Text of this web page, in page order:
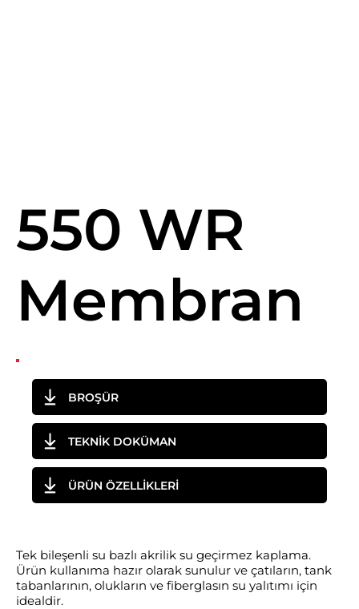
BROŞÜR
TEKNİK DOKÜMAN
ÜRÜN ÖZELLİKLERİ
Tek bileşenli su bazlı akrilik su geçirmez kaplama.
Ürün kullanıma hazır olarak sunulur ve çatıların, tank
tabanlarının, olukların ve fiberglasın su yalıtımı için
idealdir.
550 WR
Membran